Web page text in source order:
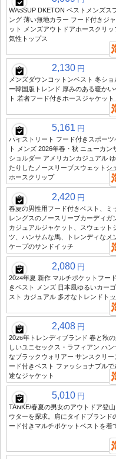
WASSUP DKETON ベストメンズス
ング 薄い無地カラー フード付きジ
ット メンズアウトドアホースクリッ
気性トップス
2,130 円
メンズダウンコットンベスト 冬ショ
ー韓国版トレンド 厚みのある暖かい
ト 若者フード付きホースジャケット
5,161 円
ハイストリート フード付きスポーツ
ト メンズ 2026年春・秋 ニューカン
ショルダー アメリカンカジュアル
たりしたノースリーブスウェットシ
ホースクリップ
2,420 円
春夏の男性用フード付きベスト、ミ
レングスのノースリーブカーディガ
カジュアルジャケット、スウェット
ツ、ハンサムな馬、トレンディなメ
ケープのサンドイッチ
2,080 円
2024年夏 新作 マルチポケットフー
きベスト メンズ 日本風ゆるいカー
スト カジュアル 多才なトレンドト
2,408 円
2026年トレンディブランド 春と秋
しいユニセックス・ラフィアン ハン
なブラックウォリアー サンスクリー
ード付きベスト ファッショナブルで
途なジャケット
5,010 円
TANKE/春夏の男女のアウトドア登山
ウターを探求。肩にタイドブランド
ード付きマルチポケットベストを着